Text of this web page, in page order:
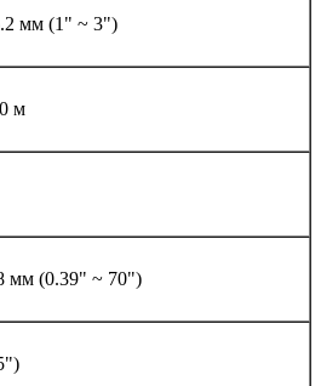
мм (1" ~ 3")
м
мм (0.39" ~ 70")